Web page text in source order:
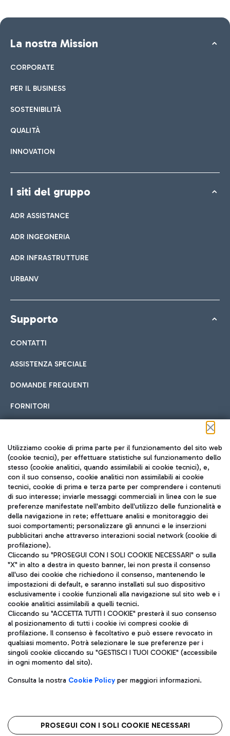
La nostra Mission
CORPORATE
PER IL BUSINESS
SOSTENIBILITÀ
QUALITÀ
INNOVATION
I siti del gruppo
ADR ASSISTANCE
ADR INGEGNERIA
ADR INFRASTRUTTURE
URBANV
Supporto
CONTATTI
ASSISTENZA SPECIALE
DOMANDE FREQUENTI
FORNITORI
Seguici sui social
TRAVEL JOURNAL
ITA
Aeroporti di Roma S.p.A. - Società soggetta a direzione e
coordinamento di Mundys S.p.A.
Codice fiscale e Registro delle Imprese di Roma 13032990155 P.
IVA 06572251004
Capitale sociale 62.224.743,00 int. vers.
Sede legale: Via Pier Paolo Racchetti 1 - 00054 Fiumicino (RM)
telefono +39 06 65951
Privacy policy
Note legali
Roma FCO
L'aeroporto stellato
Utilizziamo cookie di prima parte per il funzionamento del sito web
(cookie tecnici), per effettuare statistiche sul funzionamento dello
stesso (cookie analitici, quando assimilabili ai cookie tecnici), e,
con il suo consenso, cookie analitici non assimilabili ai cookie
tecnici, cookie di prima e terza parte per comprendere i contenuti
di suo interesse; inviarle messaggi commerciali in linea con le sue
preferenze manifestate nell'ambito dell'utilizzo delle funzionalità e
della navigazione in rete; effettuare analisi e monitoraggio dei
suoi comportamenti; personalizzare gli annunci e le inserzioni
pubblicitari anche attraverso interazioni social network (cookie di
profilazione).
Cliccando su "PROSEGUI CON I SOLI COOKIE NECESSARI" o sulla
"X" in alto a destra in questo banner, lei non presta il consenso
all'uso dei cookie che richiedono il consenso, mantenendo le
impostazioni di default, e saranno installati sul suo dispositivo
esclusivamente i cookie funzionali alla navigazione sul sito web e i
cookie analitici assimilabili a quelli tecnici.
Cliccando su "ACCETTA TUTTI I COOKIE" presterà il suo consenso
al posizionamento di tutti i cookie ivi compresi cookie di
profilazione. Il consenso è facoltativo e può essere revocato in
qualsiasi momento. Potrà selezionare le sue preferenze per i
singoli cookie cliccando su "GESTISCI I TUOI COOKIE" (accessibile
in ogni momento dal sito).
Consulta la nostra Cookie Policyper maggiori informazioni.
PROSEGUI CON I SOLI COOKIE NECESSARI